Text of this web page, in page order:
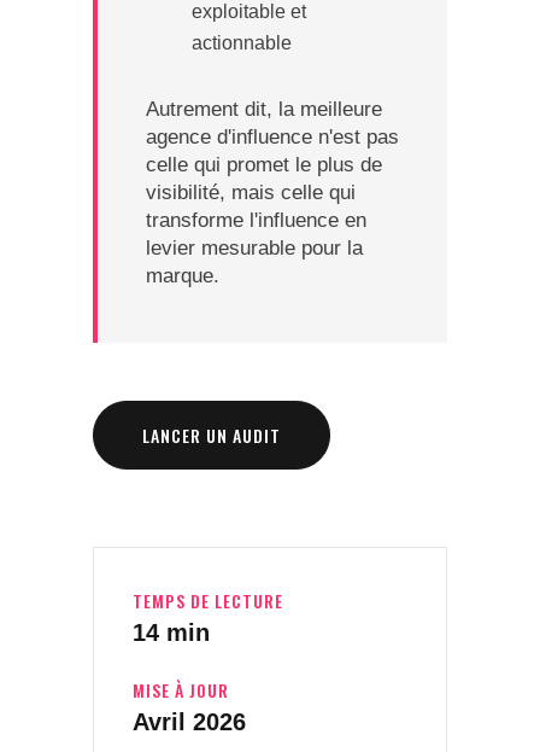
exploitable et
actionnable
Autrement dit, la meilleure
agence d'influence n'est pas
celle qui promet le plus de
visibilité, mais celle qui
transforme l'influence en
levier mesurable pour la
marque.
LANCER UN AUDIT
TEMPS DE LECTURE
14 min
MISE À JOUR
Avril 2026